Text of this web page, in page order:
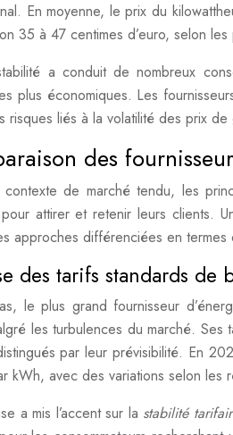
En moyenne, le prix du
35 à 47 centimes d’euro, selon
a conduit de nombreux
plus économiques. Les
risques liés à la volatilité des prix de
des
de marché tendu, les
attirer et retenir leurs clients.
approches différenciées en
des tarifs standards de
le plus grand fournisseur
les turbulences du marché.
par leur prévisibilité. En
kWh, avec des variations selon les
a mis l’accent sur la stabilité